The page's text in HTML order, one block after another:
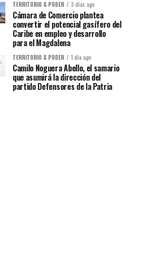
TERRITORIO & PODER 3 días ago
Cámara de Comercio plantea
convertir el potencial gasífero del
Caribe en empleo y desarrollo
para el Magdalena
TERRITORIO & PODER 1 día ago
Camilo Noguera Abello, el samario
que asumirá la dirección del
partido Defensores de la Patria